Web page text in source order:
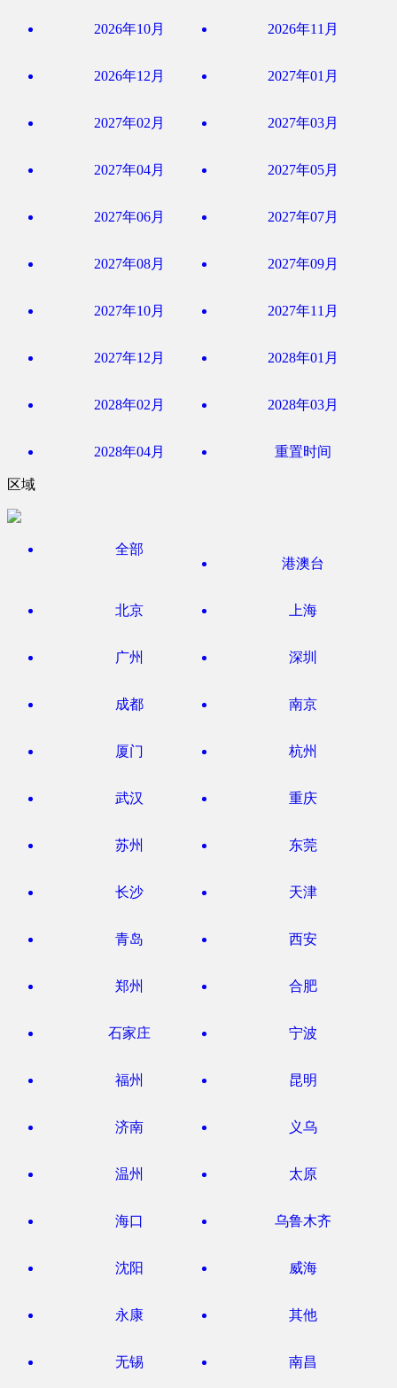
2026年10月 2026年11月
2026年12月 2027年01月
2027年02月 2027年03月
2027年04月 2027年05月
2027年06月 2027年07月
2027年08月 2027年09月
2027年10月 2027年11月
2027年12月 2028年01月
2028年02月 2028年03月
2028年04月 重置时间
区域
全部
港澳台
北京 上海
广州 深圳
成都 南京
厦门 杭州
武汉 重庆
苏州 东莞
长沙 天津
青岛 西安
郑州 合肥
石家庄 宁波
福州 昆明
济南 义乌
温州 太原
海口 乌鲁木齐
沈阳 威海
永康 其他
无锡 南昌